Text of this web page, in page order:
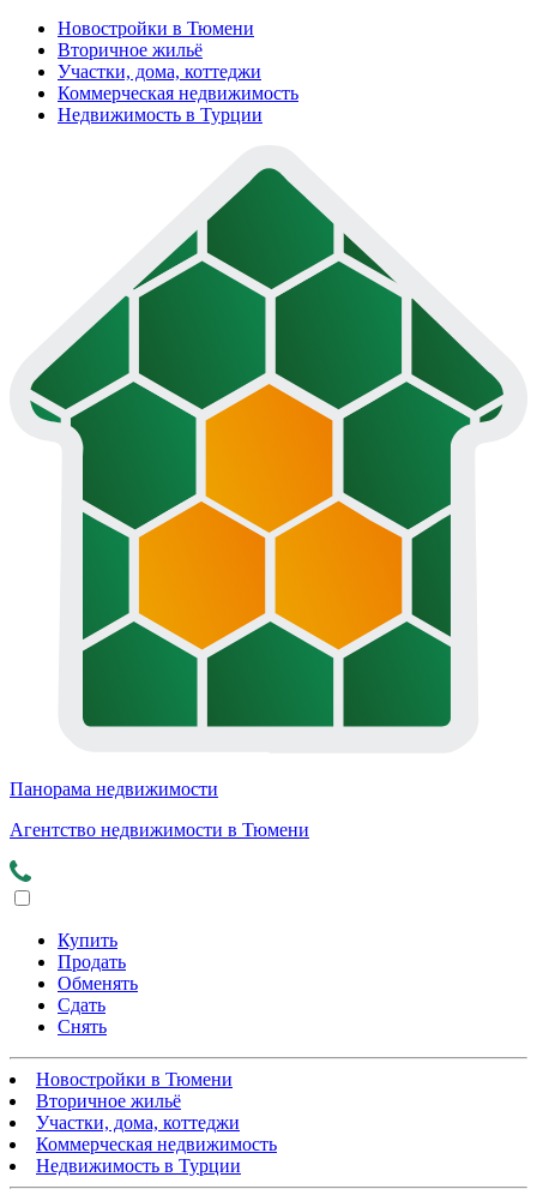
Новостройки в Тюмени
Вторичное жильё
Участки, дома, коттеджи
Коммерческая недвижимость
Недвижимость в Турции
Панорама недвижимости
Агентство недвижимости в Тюмени
Купить
Продать
Обменять
Сдать
Снять
Новостройки в Тюмени
Вторичное жильё
Участки, дома, коттеджи
Коммерческая недвижимость
Недвижимость в Турции